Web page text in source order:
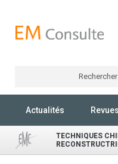
Rechercher
Actualités Revues
TECHNIQUES